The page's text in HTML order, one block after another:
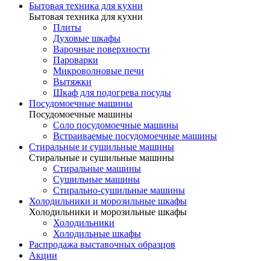
Бытовая техника для кухни
Бытовая техника для кухни
Плиты
Духовые шкафы
Варочные поверхности
Пароварки
Микроволновые печи
Вытяжки
Шкаф для подогрева посуды
Посудомоечные машины
Посудомоечные машины
Соло посудомоечные машины
Встраиваемые посудомоечные машины
Стиральные и сушильные машины
Стиральные и сушильные машины
Стиральные машины
Сушильные машины
Стирально-сушильные машины
Холодильники и морозильные шкафы
Холодильники и морозильные шкафы
Холодильники
Холодильные шкафы
Распродажа выставочных образцов
Акции